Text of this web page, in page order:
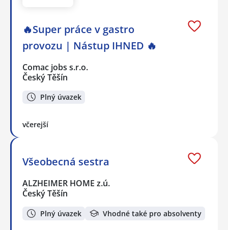
🔥Super práce v gastro
provozu | Nástup IHNED 🔥
Comac jobs s.r.o.
Český Těšín
Plný úvazek
včerejší
Všeobecná sestra
ALZHEIMER HOME z.ú.
Český Těšín
Plný úvazek Vhodné také pro absolventy